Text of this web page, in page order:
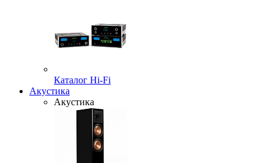
Каталог Hi-Fi
Акустика
Акустика